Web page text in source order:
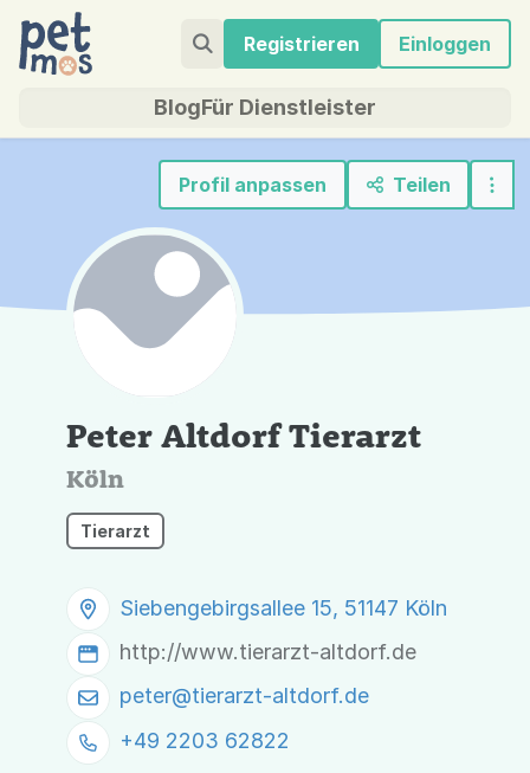
Registrieren Einloggen
BlogFür Dienstleister
Profil anpassen Teilen
Peter Altdorf Tierarzt
Köln
Tierarzt
Siebengebirgsallee 15, 51147 Köln
http://www.tierarzt-altdorf.de
peter@tierarzt-altdorf.de
+49 2203 62822